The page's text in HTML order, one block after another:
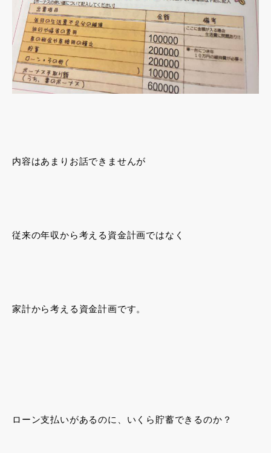
内容はあまりお話できませんが
従来の年収から考える資金計画ではなく
家計から考える資金計画です。
ローン支払いがあるのに、いくら貯蓄できるのか？